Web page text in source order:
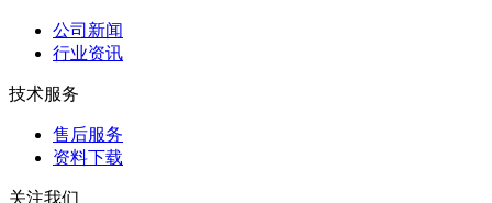
公司新闻
行业资讯
技术服务
售后服务
资料下载
关注我们